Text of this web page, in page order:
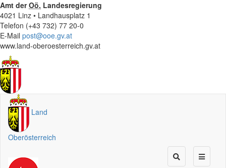
Amt derOö. Landesregierung
4021 Linz • Landhausplatz 1
Telefon (+43 732) 77 20-0
E-Mail post@ooe.gv.at
www.land-oberoesterreich.gv.at
Land
Oberösterreich